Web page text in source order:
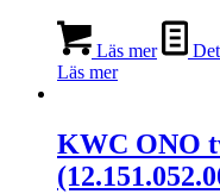
Läs mer
Läs mer
KWC ONO